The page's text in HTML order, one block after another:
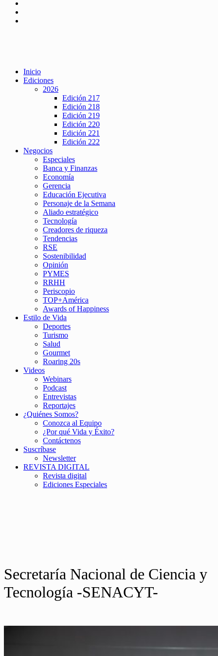
Inicio
Ediciones
2026
Edición 217
Edición 218
Edición 219
Edición 220
Edición 221
Edición 222
Negocios
Especiales
Banca y Finanzas
Economía
Gerencia
Educación Ejecutiva
Personaje de la Semana
Aliado estratégico
Tecnología
Creadores de riqueza
Tendencias
RSE
Sostenibilidad
Opinión
PYMES
RRHH
Periscopio
TOP+América
Awards of Happiness
Estilo de Vida
Deportes
Turismo
Salud
Gourmet
Roaring 20s
Videos
Webinars
Podcast
Entrevistas
Reportajes
¿Quiénes Somos?
Conozca al Equipo
¿Por qué Vida y Éxito?
Contáctenos
Suscríbase
Newsletter
REVISTA DIGITAL
Revista digital
Ediciones Especiales
Secretaría Nacional de Ciencia y
Tecnología -SENACYT-